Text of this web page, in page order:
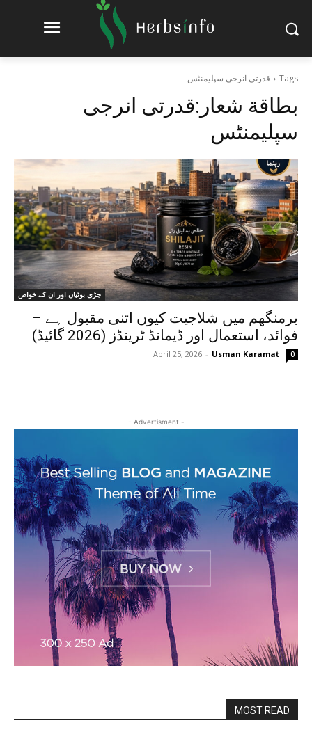
Tags قدرتی انرجی سپلیمنٹس
بطاقة شعار:قدرتی انرجی
سپلیمنٹس
جڑی بوٹیاں اور ان کے خواص
برمنگھم میں شلاجیت کیوں اتنی مقبول ہے –
فوائد، استعمال اور ڈیمانڈ ٹرینڈز (2026 گائیڈ)
Usman Karamat
-
April 25, 2026 0
- Advertisment -
MOST READ